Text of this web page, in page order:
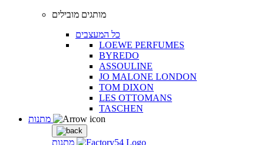
מותגים מובילים
כל המעצבים
LOEWE PERFUMES
BYREDO
ASSOULINE
JO MALONE LONDON
TOM DIXON
LES OTTOMANS
TASCHEN
מתנות